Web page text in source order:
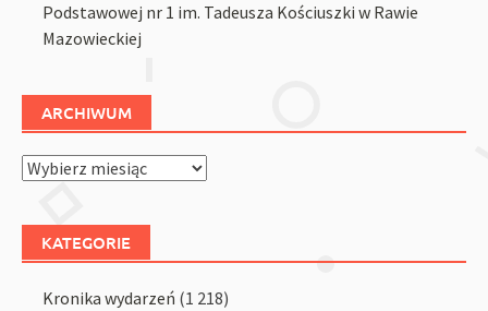
Podstawowej nr 1 im. Tadeusza Kościuszki w Rawie
Mazowieckiej
ARCHIWUM
Archiwum
KATEGORIE
Kronika wydarzeń (1 218)